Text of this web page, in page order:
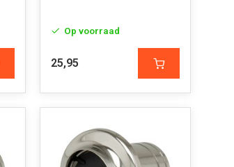
Op voorraad
25,95